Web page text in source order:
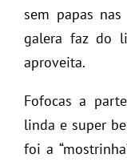
sem papas
galera faz do
aproveita.
Fofocas a
linda e super
foi a